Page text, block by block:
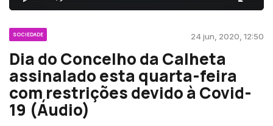
SOCIEDADE 24 jun, 2020, 12:50
Dia do Concelho da Calheta
assinalado esta quarta-feira
com restrições devido à Covid-
19 (Áudio)